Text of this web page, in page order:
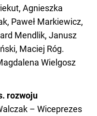
Agnieszka
Paweł Markiewicz,
Mendlik, Janusz
Maciej Róg.
Wielgosz
rozwoju
– Wiceprezes